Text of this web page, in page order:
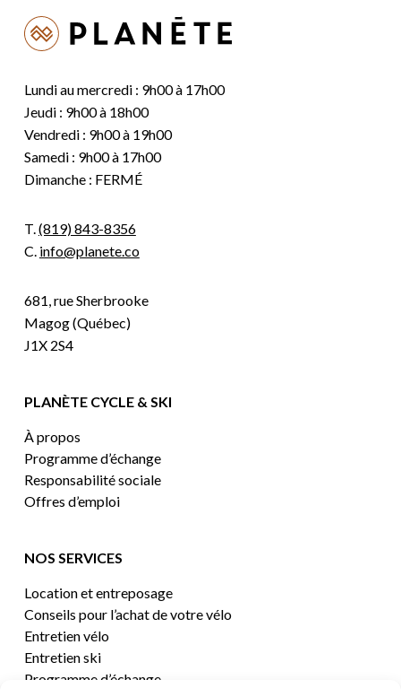
Lundi au mercredi : 9h00 à 17h00
Jeudi : 9h00 à 18h00
Vendredi : 9h00 à 19h00
Samedi : 9h00 à 17h00
Dimanche : FERMÉ
T.(819) 843-8356
C. info@planete.co
681, rue Sherbrooke
Magog (Québec)
J1X 2S4
PLANÈTE CYCLE & SKI
À propos
Programme d’échange
Responsabilité sociale
Offres d’emploi
NOS SERVICES
Location et entreposage
Conseils pour l’achat de votre vélo
Entretien vélo
Entretien ski
Programme d’échange